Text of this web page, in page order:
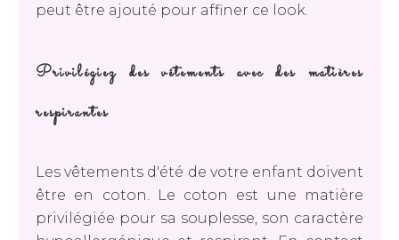
peut être ajouté pour affiner ce look.
Privilégiez des vêtements avec des matières
respirantes
Les vêtements d'été de votre enfant doivent
être en coton. Le coton est une matière
privilégiée pour sa souplesse, son caractère